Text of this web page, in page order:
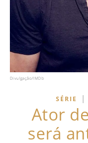
Divulgação/IMDb
SÉRIE |
Ator
será